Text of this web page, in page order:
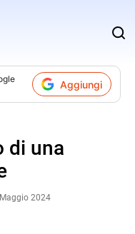
Aggiungi
di una
2024